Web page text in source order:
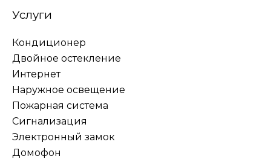
Услуги
Кондиционер
Двойное остекление
Интернет
Наружное освещение
Пожарная система
Сигнализация
Электронный замок
Домофон